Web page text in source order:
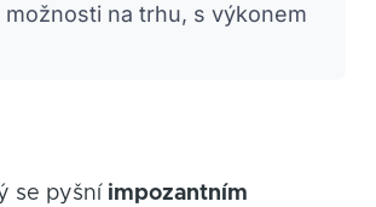
možnosti na trhu, s výkonem
se pyšní impozantním